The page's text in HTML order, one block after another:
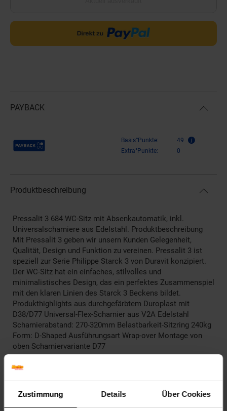
Zustimmung Details Über Cookies
PAYBACK
Payback Punkte Basis°Punkte:
49
Extra°Punkte:
0
Produktbeschreibung
Pressalit 3 684 WC-Sitz mit Absenkautomatik, inkl.
Universalscharniere aus Edelstahl. Produktbeschreibung
Mit Pressalit 3 geben wir unsern Kunden Gelegenheit,
Qualität, Design und Funktion zu vereinen. Pressalit 3 ist
speziell zur Serie Philippe Starck 3 von Duravit konzipiert.
Der WC-Sitz hat ein einfaches, stilvolles und
minimalistisches Design, das ein perfektes Zusammenspiel
mit den klaren Linien des Starck 3 Beckens bildet.
Produkthighlights aus durchgefärbtem Duroplast mit
D38/D77 Universal-Flex-Scharnier aus V2A Edelstahl
Scharnierabstand: 270-320mm Belastbarkeit-Sitzring 240kg
Form: D-Shaped Ausführungsart Wrap-over Montage von
oben Scharniervariante D77
Artikelnummer: 2807325000
Weiteres Bad-Zubehör